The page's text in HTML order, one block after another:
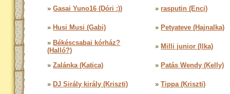
»Gasai Yuno16 (Dóri :)) » rasputin (Enci)
» Husi Musi (Gabi) » Petyateve (Hajnalka)
» Békéscsabai kórház?
(Halló?)
» Milli junior (Ilka)
»Zalánka (Katica) » Patás Wendy (Kelly)
» DJ Sirály király (Kriszti) »Tippa (Kriszti)